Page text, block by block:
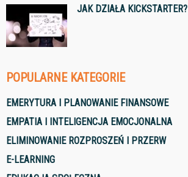
JAK DZIAŁA KICKSTARTER?
POPULARNE KATEGORIE
EMERYTURA I PLANOWANIE FINANSOWE
EMPATIA I INTELIGENCJA EMOCJONALNA
ELIMINOWANIE ROZPROSZEŃ I PRZERW
E-LEARNING